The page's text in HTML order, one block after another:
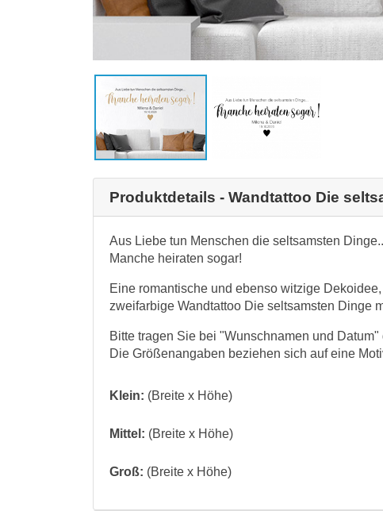
Produktdetails - Wandtattoo Die
Aus Liebe tun Menschen die seltsamsten
Manche heiraten sogar!
Eine romantische und ebenso witzige
zweifarbige Wandtattoo Die seltsamsten Dinge
Bitte tragen Sie bei "Wunschnamen und
Die Größenangaben beziehen sich auf eine
Klein: (Breite x Höhe)
Mittel: (Breite x Höhe)
Groß: (Breite x Höhe)